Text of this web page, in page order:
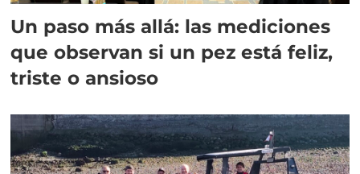
Un paso más allá: las mediciones
que observan si un pez está feliz,
triste o ansioso